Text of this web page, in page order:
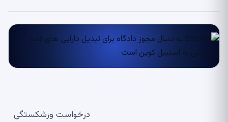
درخواست ورشکستگی